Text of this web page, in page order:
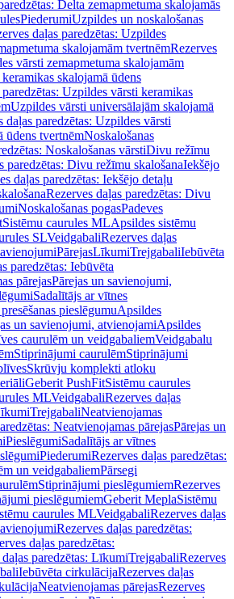
Delta zemapmetuma skalojamās
PiederumiUzpildes un noskalošanas
daļas paredzētas: Uzpildes
skalojamām tvertnēmRezerves
vārsti zemapmetuma skalojamām
skalojamā ūdens
Uzpildes vārsti keramikas
Uzpildes vārsti universālajām skalojamā
daļas paredzētas: Uzpildes vārsti
ūdens tvertnēmNoskalošanas
Noskalošanas vārstiDivu režīmu
paredzētas: Divu režīmu skalošanaIekšējo
daļas paredzētas: Iekšējo detaļu
Rezerves daļas paredzētas: Divu
Noskalošanas pogasPadeves
Sistēmu caurules MLApsildes sistēmu
SLVeidgabaliRezerves daļas
PārejasLīkumiTrejgabaliIebūvēta
paredzētas: Iebūvēta
pārejasPārejas un savienojumi,
Sadalītājs ar vītnes
pieslēgumuApsildes
un savienojumi, atvienojamiApsildes
caurulēm un veidgabaliemVeidgabalu
Stiprinājumi caurulēmStiprinājumi
Skrūvju komplekti atloku
Geberit PushFitSistēmu caurules
MLVeidgabaliRezerves daļas
TrejgabaliNeatvienojamas
Neatvienojamas pārejasPārejas un
PieslēgumiSadalītājs ar vītnes
PiederumiRezerves daļas paredzētas:
un veidgabaliemPārsegi
Stiprinājumi pieslēgumiemRezerves
pieslēgumiemGeberit MeplaSistēmu
caurules MLVeidgabaliRezerves daļas
Rezerves daļas paredzētas:
daļas paredzētas:
paredzētas: LīkumiTrejgabaliRezerves
Iebūvēta cirkulācijaRezerves daļas
Neatvienojamas pārejasRezerves